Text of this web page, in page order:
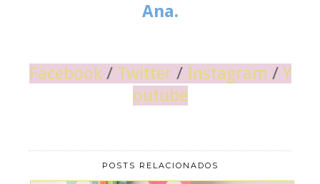
Ana.
Facebook/ Twitter / Instagram / Y
outube
POSTS RELACIONADOS